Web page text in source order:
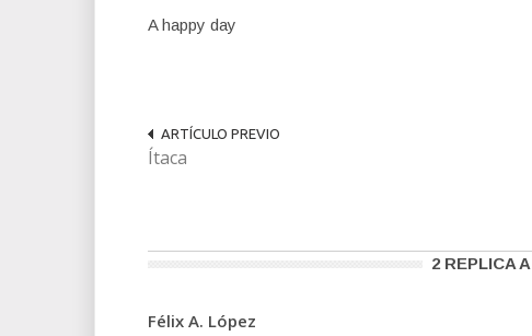
A happy day
ARTÍCULO PREVIO
Ítaca
2 REPLICA
Félix A. López